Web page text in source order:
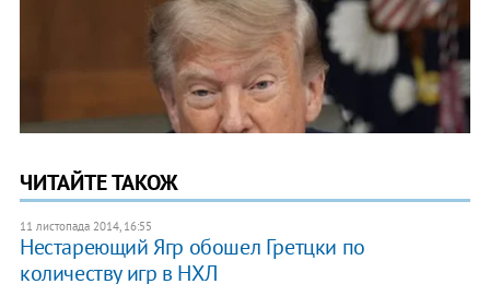
ЧИТАЙТЕ ТАКОЖ
11 листопада 2014, 16:55
Нестареющий Ягр обошел Гретцки по
количеству игр в НХЛ